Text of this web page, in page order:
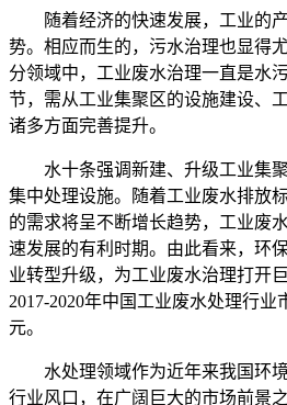
随着经济的快速发展，工业的产
势。相应而生的，污水治理也显得
分领域中，工业废水治理一直是水
节，需从工业集聚区的设施建设、
诸多方面完善提升。
水十条强调新建、升级工业集聚
集中处理设施。随着工业废水排放
的需求将呈不断增长趋势，工业废
速发展的有利时期。由此看来，环
业转型升级，为工业废水治理打开
2017-2020年中国工业废水处理行业
元。
水处理领域作为近年来我国环境
行业风口，在广阔巨大的市场前景